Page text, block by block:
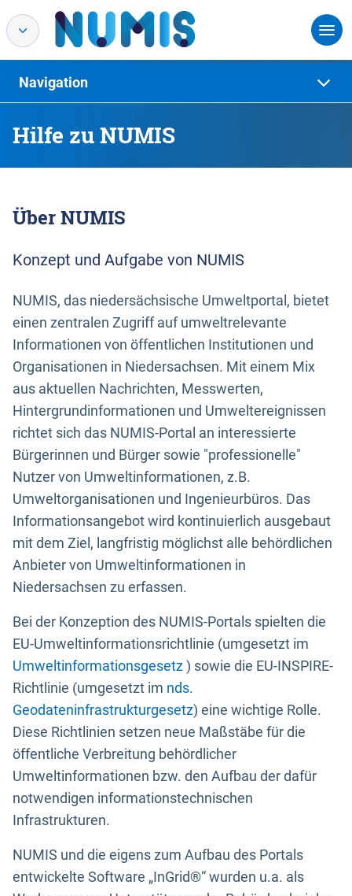
Hilfe zu NUMIS
Navigation
Über NUMIS
Konzept und Aufgabe von NUMIS
NUMIS, das niedersächsische Umweltportal, bietet
einen zentralen Zugriff auf umweltrelevante
Informationen von öffentlichen Institutionen und
Organisationen in Niedersachsen. Mit einem Mix
aus aktuellen Nachrichten, Messwerten,
Hintergrundinformationen und Umweltereignissen
richtet sich das NUMIS-Portal an interessierte
Bürgerinnen und Bürger sowie "professionelle"
Nutzer von Umweltinformationen, z.B.
Umweltorganisationen und Ingenieurbüros. Das
Informationsangebot wird kontinuierlich ausgebaut
mit dem Ziel, langfristig möglichst alle behördlichen
Anbieter von Umweltinformationen in
Niedersachsen zu erfassen.
Bei der Konzeption des NUMIS-Portals spielten die
EU-Umweltinformationsrichtlinie (umgesetzt im
Umweltinformationsgesetz) sowie die EU-INSPIRE-
Richtlinie (umgesetzt im nds.
Geodateninfrastrukturgesetz) eine wichtige Rolle.
Diese Richtlinien setzen neue Maßstäbe für die
öffentliche Verbreitung behördlicher
Umweltinformationen bzw. den Aufbau der dafür
notwendigen informationstechnischen
Infrastrukturen.
NUMIS und die eigens zum Aufbau des Portals
entwickelte Software „InGrid®“ wurden u.a. als